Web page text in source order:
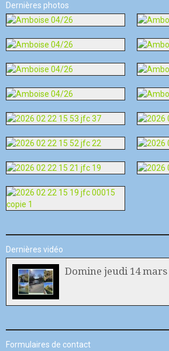
Dernières photos
Dernières vidéo
Domine jeudi 14 mars
Formulaires de contact